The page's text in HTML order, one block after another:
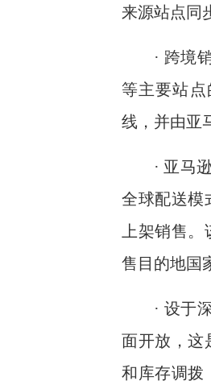
来源站点同
· 跨境
等主要站
线，并由亚
· 亚马
全球配送模
上架销售。
售目的地国
· 设于
面开放，这
和库存调拨